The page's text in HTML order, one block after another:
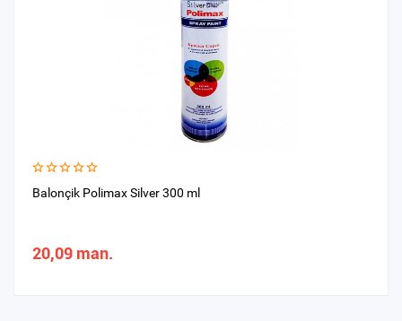
Balonçik Polimax Silver 300 ml
20,09 man.